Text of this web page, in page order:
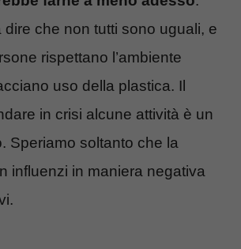
dire che non tutti sono uguali, e
rispettano l’ambiente
uso della plastica. Il
in crisi alcune attività è un
Speriamo soltanto che la
influenzi in maniera negativa